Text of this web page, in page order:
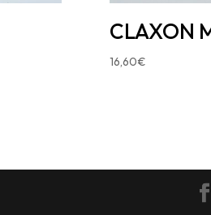
CLAXON
16,60€